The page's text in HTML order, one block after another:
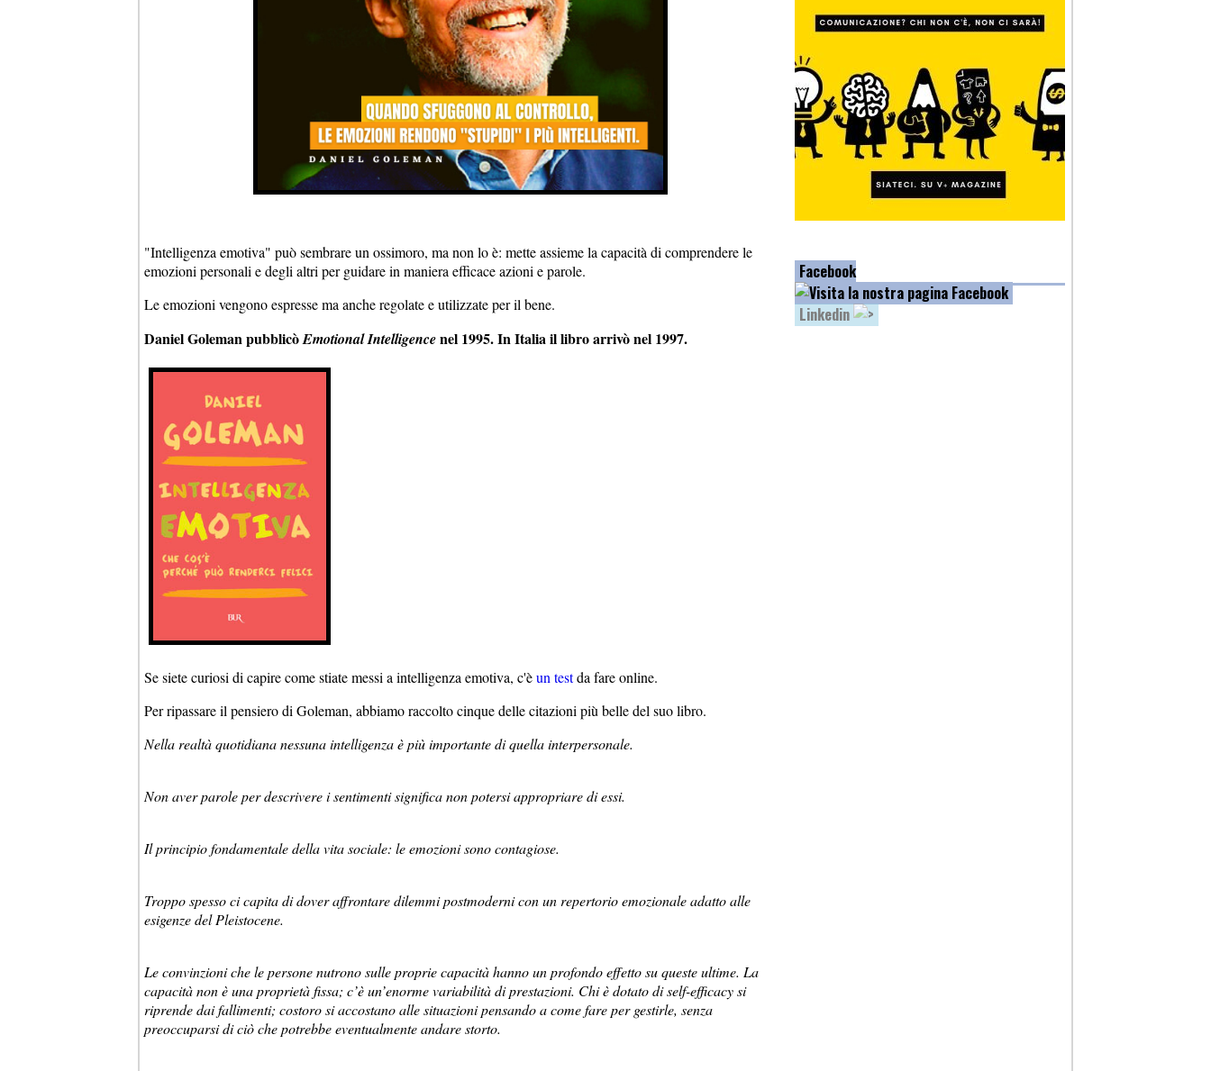
"Intelligenza emotiva" può sembrare un ossimoro, ma non lo è: mette assieme la capacità di comprendere le
emozioni personali e degli altri per guidare in maniera efficace azioni e parole.
Le emozioni vengono espresse ma anche regolate e utilizzate per il bene.
Daniel Goleman pubblicòEmotional Intelligencenel 1995. In Italia il libro arrivò nel 1997.
Se siete curiosi di capire come stiate messi a intelligenza emotiva, c'èun testda fare online.
Per ripassare il pensiero di Goleman, abbiamo raccolto cinque delle citazioni più belle del suo libro.
Nella realtà quotidiana nessuna intelligenza è più importante di quella interpersonale.
Non aver parole per descrivere i sentimenti significa non potersi appropriare di essi.
Il principio fondamentale della vita sociale: le emozioni sono contagiose.
Troppo spesso ci capita di dover affrontare dilemmi postmoderni con un repertorio emozionale adatto alle
esigenze del Pleistocene.
Le convinzioni che le persone nutrono sulle proprie capacità hanno un profondo effetto su queste ultime. La
capacità non è una proprietà fissa; c’è un’enorme variabilità di prestazioni. Chi è dotato di self-efficacy si
riprende dai fallimenti; costoro si accostano alle situazioni pensando a come fare per gestirle, senza
preoccuparsi di ciò che potrebbe eventualmente andare storto.
Facebook
Linkedin